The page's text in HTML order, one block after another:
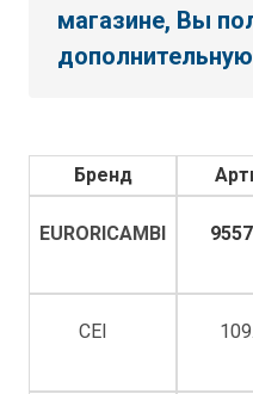
магазине, Вы
Бренд
EURORICAMBI
CEI